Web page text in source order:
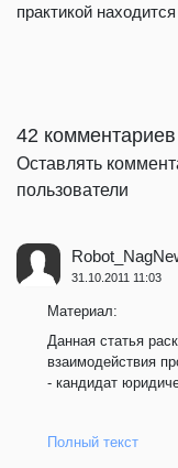
практикой находится
42 комментариев
Оставлять
пользователи
31.10.2011 11:03
Материал:
Данная статья
взаимодействия
- кандидат
Полный текст